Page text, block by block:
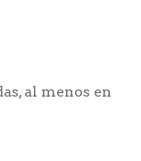
al menos en